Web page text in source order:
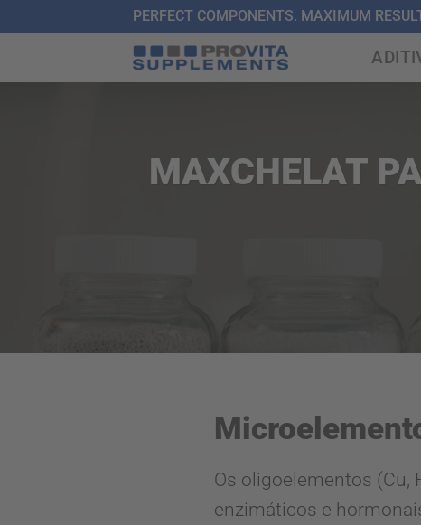
PERFECT COMPONENTS. MAXIMUM
MAXCHELAT
Os oligoelementos (Cu,
enzimáticos e